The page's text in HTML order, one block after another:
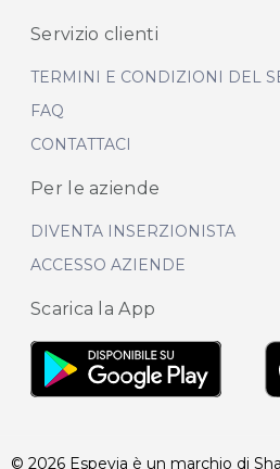
Servizio clienti
TERMINI E CONDIZIONI DEL
FAQ
CONTATTACI
Per le aziende
DIVENTA INSERZIONISTA
ACCESSO AZIENDE
Scarica la App
© 2026 Espevia è un marchio di